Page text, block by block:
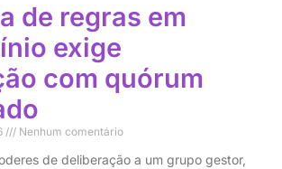
de regras em
exige
com quórum
Nenhum comentário
de deliberação a um grupo gestor,